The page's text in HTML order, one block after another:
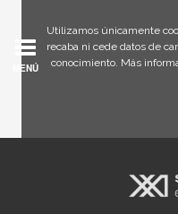
Utilizamos únicamente
recaba ni cede datos de
conocimiento. Más
MENÚ